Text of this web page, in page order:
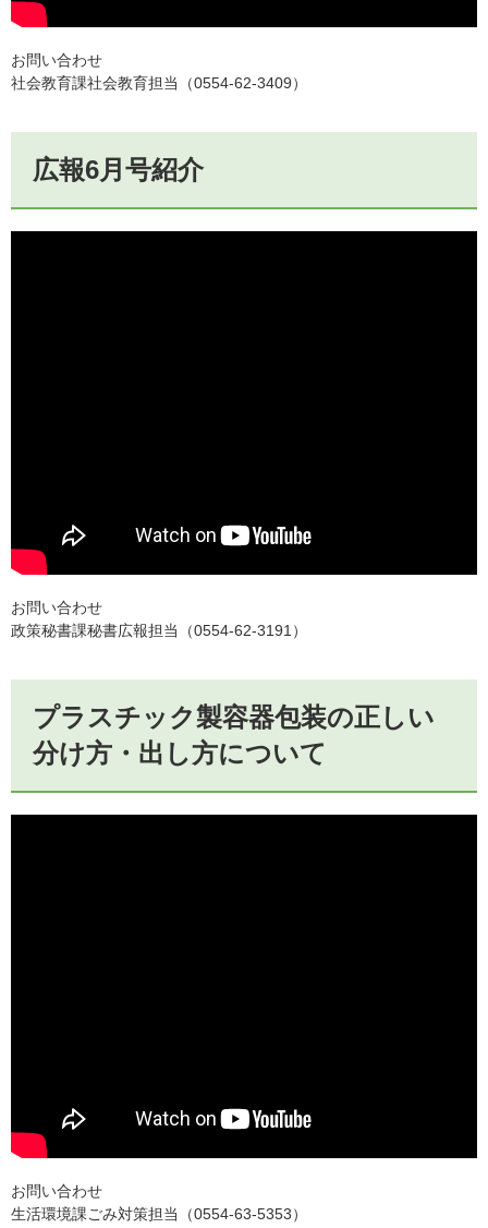
お問い合わせ
社会教育課社会教育担当（0554-62-3409）
広報6月号紹介
お問い合わせ
政策秘書課秘書広報担当（0554-62-3191）
プラスチック製容器包装の正しい
分け方・出し方について
お問い合わせ
生活環境課ごみ対策担当（0554-63-5353）